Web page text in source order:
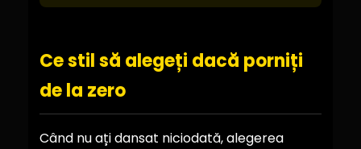
Ce stil să alegeți dacă porniți
de la zero
Când nu ați dansat niciodată, alegerea